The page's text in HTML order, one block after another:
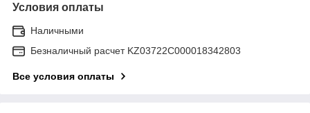
Условия оплаты
Наличными
Безналичный расчет KZ03722C000018342803
Все условия оплаты